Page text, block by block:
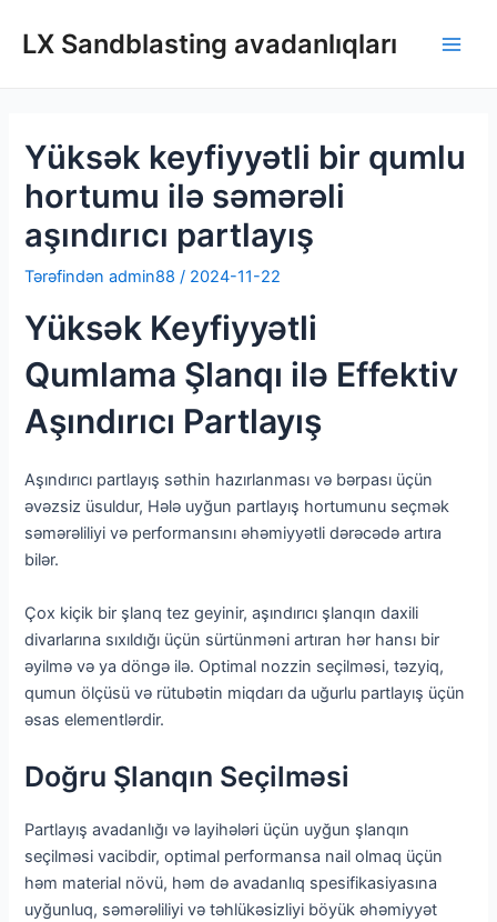
keçinLX Sandblasting avadanlıqları
Yüksək keyfiyyətli bir qumlu
hortumu ilə səmərəli
aşındırıcı partlayış
Tərəfindənadmin88/ 2024-11-22
Yüksək Keyfiyyətli
Qumlama Şlanqı ilə Effektiv
Aşındırıcı Partlayış
Aşındırıcı partlayış səthin hazırlanması və bərpası üçün
əvəzsiz üsuldur, Hələ uyğun partlayış hortumunu seçmək
səmərəliliyi və performansını əhəmiyyətli dərəcədə artıra
bilər.
Çox kiçik bir şlanq tez geyinir, aşındırıcı şlanqın daxili
divarlarına sıxıldığı üçün sürtünməni artıran hər hansı bir
əyilmə və ya döngə ilə. Optimal nozzin seçilməsi, təzyiq,
qumun ölçüsü və rütubətin miqdarı da uğurlu partlayış üçün
əsas elementlərdir.
Doğru Şlanqın Seçilməsi
Partlayış avadanlığı və layihələri üçün uyğun şlanqın
seçilməsi vacibdir, optimal performansa nail olmaq üçün
həm material növü, həm də avadanlıq spesifikasiyasına
uyğunluq, səmərəliliyi və təhlükəsizliyi böyük əhəmiyyət